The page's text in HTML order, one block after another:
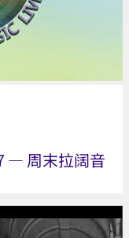
— 周末拉阔音